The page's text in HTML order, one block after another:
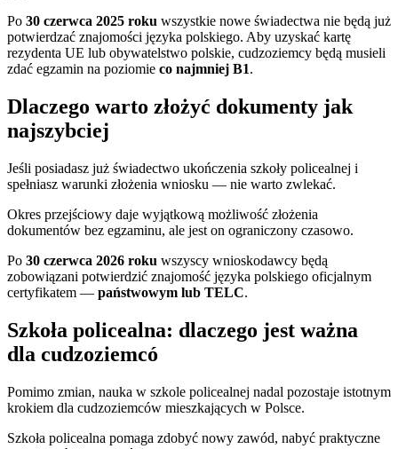
Po 30 czerwca 2025 roku wszystkie nowe świadectwa nie będą już
potwierdzać znajomości języka polskiego. Aby uzyskać kartę
rezydenta UE lub obywatelstwo polskie, cudzoziemcy będą musieli
zdać egzamin na poziomie co najmniej B1.
Dlaczego warto złożyć dokumenty jak
najszybciej
Jeśli posiadasz już świadectwo ukończenia szkoły policealnej i
spełniasz warunki złożenia wniosku — nie warto zwlekać.
Okres przejściowy daje wyjątkową możliwość złożenia
dokumentów bez egzaminu, ale jest on ograniczony czasowo.
Po 30 czerwca 2026 roku wszyscy wnioskodawcy będą
zobowiązani potwierdzić znajomość języka polskiego oficjalnym
certyfikatem — państwowym lub TELC.
Szkoła policealna: dlaczego jest ważna
dla cudzoziemcó
Pomimo zmian, nauka w szkole policealnej nadal pozostaje istotnym
krokiem dla cudzoziemców mieszkających w Polsce.
Szkoła policealna pomaga zdobyć nowy zawód, nabyć praktyczne